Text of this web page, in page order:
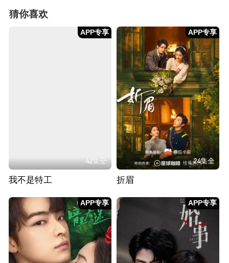
猜你喜欢
APP专享
42集全
我不是特工
APP专享
24集全
折眉
APP专享 APP专享